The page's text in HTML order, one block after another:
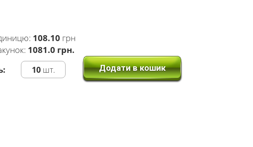
108.10 грн
1081.0 грн.
10шт. Додати в кошик